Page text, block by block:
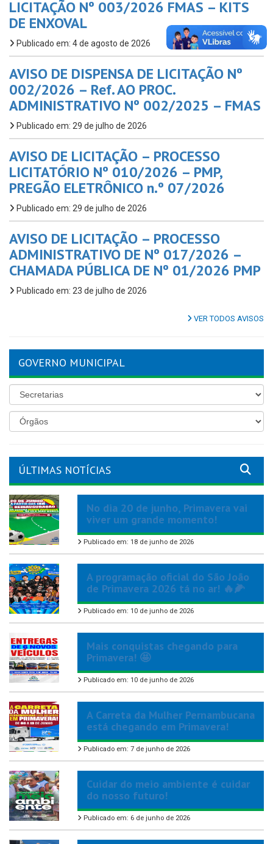
LICITAÇÃO Nº 003/2026 FMAS – KITS
DE ENXOVAL
Publicado em: 4 de agosto de 2026
AVISO DE DISPENSA DE LICITAÇÃO Nº
002/2026 – Ref. AO PROC.
ADMINISTRATIVO Nº 002/2025 – FMAS
Publicado em: 29 de julho de 2026
AVISO DE LICITAÇÃO – PROCESSO
LICITATÓRIO Nº 010/2026 – PMP,
PREGÃO ELETRÔNICO n.º 07/2026
Publicado em: 29 de julho de 2026
AVISO DE LICITAÇÃO – PROCESSO
ADMINISTRATIVO DE Nº 017/2026 –
CHAMADA PÚBLICA DE Nº 01/2026 PMP
Publicado em: 23 de julho de 2026
VER TODOS AVISOS
GOVERNO MUNICIPAL
ÚLTIMAS NOTÍCIAS
No dia 20 de junho, Primavera vai
viver um grande momento!
Publicado em: 18 de junho de 2026
A programação oficial do São João
de Primavera 2026 tá no ar! 🔥🌽
Publicado em: 10 de junho de 2026
Mais conquistas chegando para
Primavera! 🤩
Publicado em: 10 de junho de 2026
A Carreta da Mulher Pernambucana
está chegando em Primavera!
Publicado em: 7 de junho de 2026
Cuidar do meio ambiente é cuidar
do nosso futuro!
Publicado em: 6 de junho de 2026